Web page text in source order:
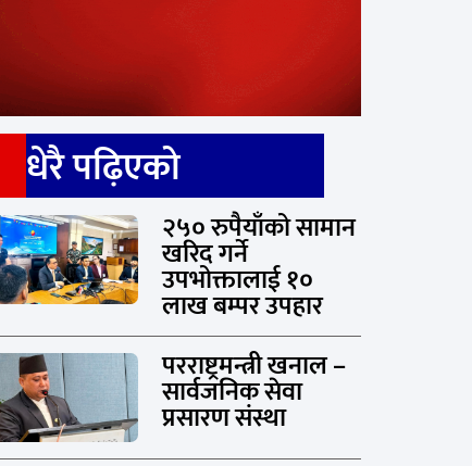
धेरै पढ़िएको
२५० रुपैयाँको सामान
खरिद गर्ने
उपभोक्तालाई १०
लाख बम्पर उपहार
परराष्ट्रमन्त्री खनाल –
सार्वजनिक सेवा
प्रसारण संस्था